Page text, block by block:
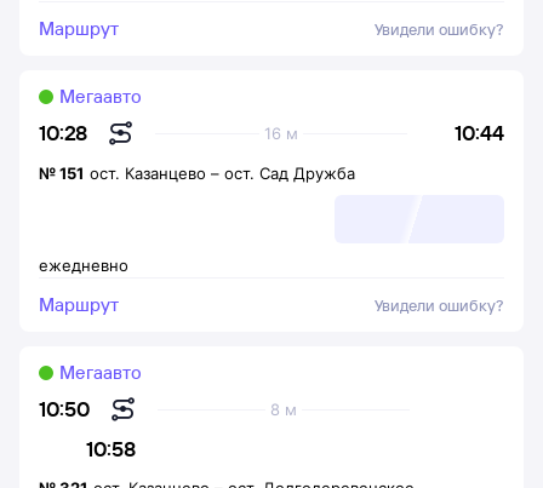
Маршрут Увидели ошибку?
10:28 10:44
16 м
Мегаавто
ежедневно
№151 ост. Казанцево – ост. Сад Дружба
Маршрут Увидели ошибку?
10:50
10:58
8 м
Мегаавто